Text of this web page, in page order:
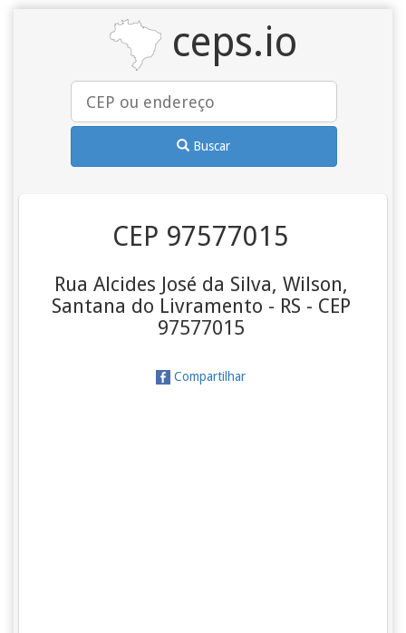
ceps.io
Buscar
CEP 97577015
Rua Alcides José da Silva, Wilson,
Santana do Livramento - RS - CEP
97577015
Compartilhar